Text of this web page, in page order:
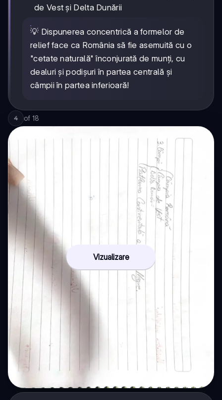
de Vest și Delta Dunării
💡 Dispunerea concentrică a formelor de
relief face ca România să fie asemuită cu o
"cetate naturală" înconjurată de munți, cu
dealuri și podișuri în partea centrală și
câmpii în partea inferioară!
4 of 18
Vizualizare